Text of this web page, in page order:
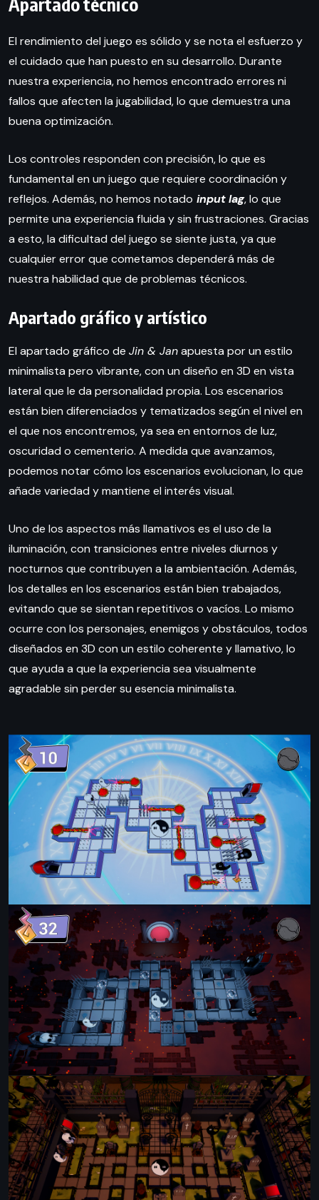
El rendimiento del juego es sólido y se nota el esfuerzo y
el cuidado que han puesto en su desarrollo. Durante
nuestra experiencia, no hemos encontrado errores ni
fallos que afecten la jugabilidad, lo que demuestra una
buena optimización.
Los controles responden con precisión, lo que es
fundamental en un juego que requiere coordinación y
reflejos. Además, no hemos notado input lag, lo que
permite una experiencia fluida y sin frustraciones. Gracias
a esto, la dificultad del juego se siente justa, ya que
cualquier error que cometamos dependerá más de
nuestra habilidad que de problemas técnicos.
Apartado gráfico y artístico
El apartado gráfico de Jin & Janapuesta por un estilo
minimalista pero vibrante, con un diseño en 3D en vista
lateral que le da personalidad propia. Los escenarios
están bien diferenciados y tematizados según el nivel en
el que nos encontremos, ya sea en entornos de luz,
oscuridad o cementerio. A medida que avanzamos,
podemos notar cómo los escenarios evolucionan, lo que
añade variedad y mantiene el interés visual.
Uno de los aspectos más llamativos es el uso de la
iluminación, con transiciones entre niveles diurnos y
nocturnos que contribuyen a la ambientación. Además,
los detalles en los escenarios están bien trabajados,
evitando que se sientan repetitivos o vacíos. Lo mismo
ocurre con los personajes, enemigos y obstáculos, todos
diseñados en 3D con un estilo coherente y llamativo, lo
que ayuda a que la experiencia sea visualmente
agradable sin perder su esencia minimalista.